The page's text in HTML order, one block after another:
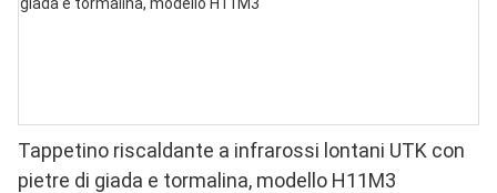
Tappetino riscaldante a infrarossi lontani UTK con
pietre di giada e tormalina, modello H11M3